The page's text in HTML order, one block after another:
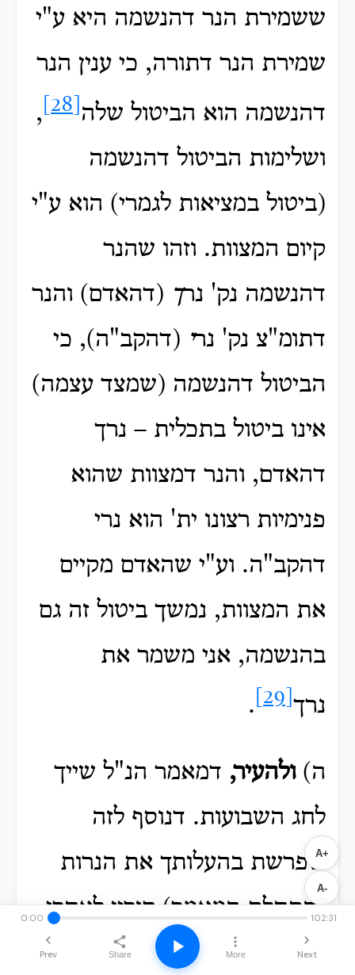
ששמירת הנר דהנשמה היא ע"י
שמירת הנר דתורה, כי ענין הנר
דהנשמה הוא הביטול שלה
,
ושלימות הביטול דהנשמה
(ביטול במציאות לגמרי) הוא ע"י
קיום המצוות. וזהו שהנר
דהנשמה נק' נרך (דהאדם) והנר
דתומ"צ נק' נרי (דהקב"ה), כי
הביטול דהנשמה (שמצד עצמה)
אינו ביטול בתכלית – נרך
דהאדם, והנר דמצוות שהוא
פנימיות רצונו ית' הוא נרי
דהקב"ה. וע"י שהאדם מקיים
את המצוות, נמשך ביטול זה גם
בהנשמה, אני משמר את
נרך
.
ה)ולהעיר, דמאמר הנ"ל שייך
לחג השבועות. דנוסף לזה
שפרשת בהעלותך את הנרות
(התחלת המאמר) קורין לאחרי
חג השבועות
, נרשם
A+
A-
0:00 102:31
Prev Share More Next